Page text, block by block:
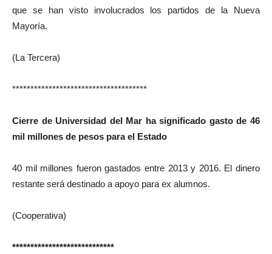
que se han visto involucrados los partidos de la Nueva
Mayoría.
(La Tercera)
*************************************
Cierre de Universidad del Mar ha significado gasto de 46
mil millones de pesos para el Estado
40 mil millones fueron gastados entre 2013 y 2016. El dinero
restante será destinado a apoyo para ex alumnos.
(Cooperativa)
****************************